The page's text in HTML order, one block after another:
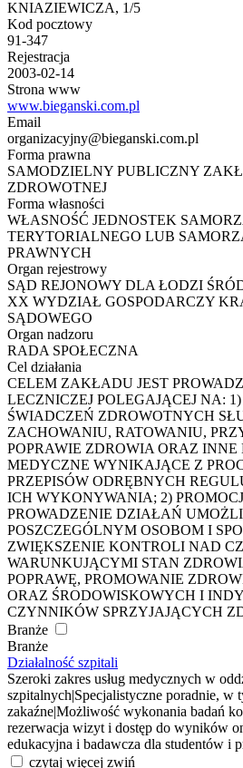
KNIAZIEWICZA, 1/5
Kod pocztowy
91-347
Rejestracja
2003-02-14
Strona www
www.bieganski.com.pl
Email
organizacyjny@bieganski.com.pl
Forma prawna
SAMODZIELNY PUBLICZNY
ZDROWOTNEJ
Forma własności
WŁASNOŚĆ JEDNOSTEK
TERYTORIALNEGO LUB
PRAWNYCH
Organ rejestrowy
SĄD REJONOWY DLA ŁODZI
XX WYDZIAŁ GOSPODARCZY
SĄDOWEGO
Organ nadzoru
RADA SPOŁECZNA
Cel działania
CELEM ZAKŁADU JEST
LECZNICZEJ POLEGAJĄCEJ NA:
ŚWIADCZEŃ ZDROWOTNYCH
ZACHOWANIU, RATOWANIU,
POPRAWIE ZDROWIA ORAZ
MEDYCZNE WYNIKAJĄCE Z
PRZEPISÓW ODRĘBNYCH
ICH WYKONYWANIA; 2)
PROWADZENIE DZIAŁAŃ
POSZCZEGÓLNYM OSOBOM I
ZWIĘKSZENIE KONTROLI NAD
WARUNKUJĄCYMI STAN
POPRAWĘ, PROMOWANIE
ORAZ ŚRODOWISKOWYCH I
CZYNNIKÓW SPRZYJAJĄCYCH
Branże
Branże
Działalność szpitali
Szeroki zakres usług medycznych w
szpitalnych Specjalistyczne poradnie, w
zakaźneMożliwość wykonania badań
rezerwacja wizyt i dostęp do wyników
edukacyjna i badawcza dla studentów i
czytaj więcej zwiń